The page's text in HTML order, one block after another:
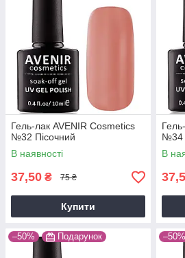
Гель-лак AVENIR Cosmetics
№32 Пісочний
В наявності
37,50 ₴ 75 ₴
Купити
№34
В
–50% Подарунок –50%